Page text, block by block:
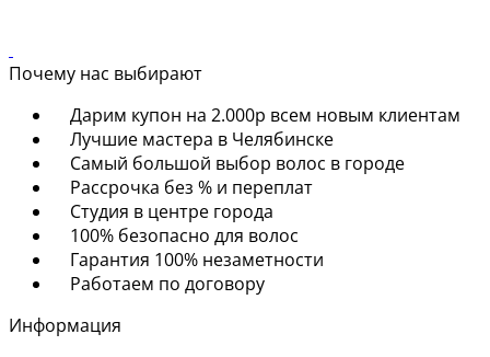
Почему нас выбирают
Дарим купон на 2.000р всем новым клиентам
Лучшие мастера в Челябинске
Самый большой выбор волос в городе
Рассрочка без % и переплат
Студия в центре города
100% безопасно для волос
Гарантия 100% незаметности
Работаем по договору
Информация